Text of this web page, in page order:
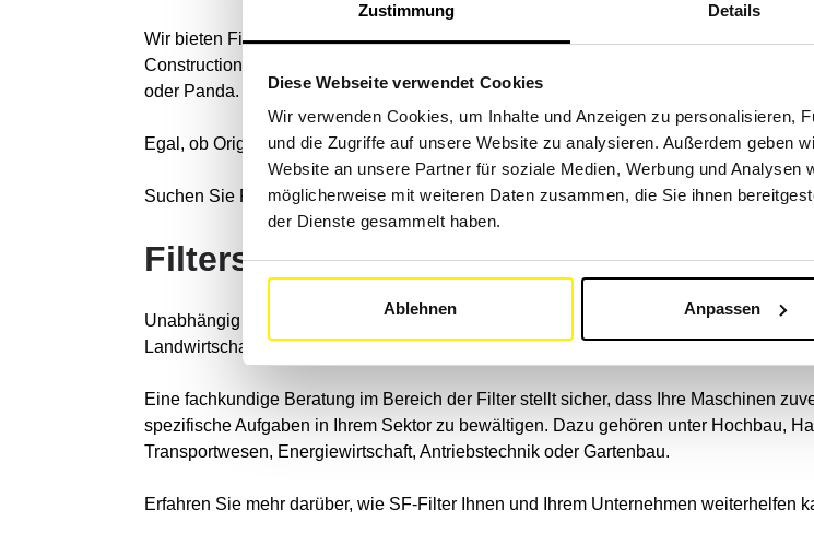
Zustimmung Details
Diese Webseite verwendet Cookies
Wir verwenden Cookies, um Inhalte und Anzeigen zu personalisieren,
und die Zugriffe auf unsere Website zu analysieren. Außerdem geben
Website an unsere Partner für soziale Medien, Werbung und Analysen
möglicherweise mit weiteren Daten zusammen, die Sie ihnen
der Dienste gesammelt haben.
Ablehnen Anpassen
Wir bieten Filter, die mit allen Marken von Baumaschinen kompatibel sind, wie z. B.:
Construction Machinery, Liebherr, JCB, Sany, Doosan Infracore, Hyundai
oder Panda.
Egal, ob Originalfilter des Herstellers oder universelle SF-Filter in höchster Qualität –
Suchen Sie Filter anhand des Codes: Wir verfügen über eine Liste mit mehr als
Filtersysteme für alle Anwendungen
Unabhängig von Ihrer spezifischen Branchen im Baugewerbe, sei es im Transport
Landwirtschaft, der Forstwirtschaft, dem Bergbau oder dem Bauwesen – wir verstehen
Eine fachkundige Beratung im Bereich der Filter stellt sicher, dass Ihre Maschinen
spezifische Aufgaben in Ihrem Sektor zu bewältigen. Dazu gehören unter Hochbau,
Transportwesen, Energiewirtschaft, Antriebstechnik oder Gartenbau.
Erfahren Sie mehr darüber, wie SF-Filter Ihnen und Ihrem Unternehmen weiterhelfen